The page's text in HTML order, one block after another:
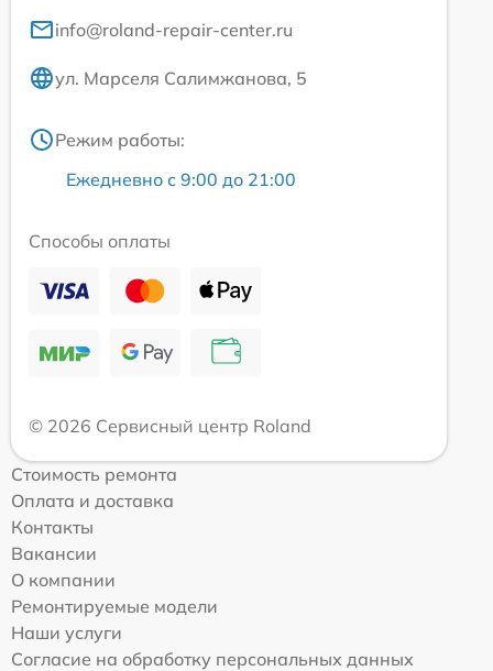
info@roland-repair-center.ru
ул. Марселя Салимжанова, 5
Режим работы:
Ежедневно с 9:00 до 21:00
Способы оплаты
© 2026 Сервисный центр Roland
Стоимость ремонта
Оплата и доставка
Контакты
Вакансии
О компании
Ремонтируемые модели
Наши услуги
Согласие на обработку персональных данных